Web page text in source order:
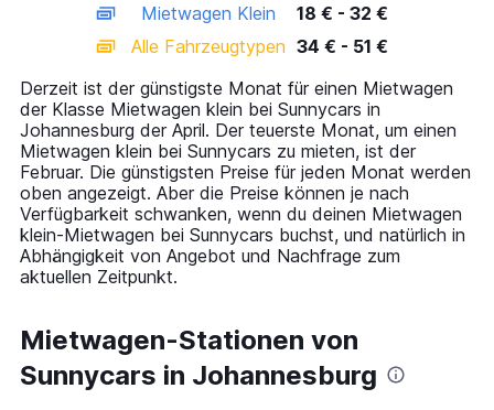
displaying
categories.
14
categories.
The
chart
has
1
Y
axis
displaying
values.
Range:
to
60.
Mietwagen Klein
18 € - 32 €
Alle Fahrzeugtypen 34 € - 51 €
Derzeit ist der günstigste Monat für einen Mietwagen
der Klasse Mietwagen klein bei Sunnycars in
Johannesburg der April. Der teuerste Monat, um einen
Mietwagen klein bei Sunnycars zu mieten, ist der
Februar. Die günstigsten Preise für jeden Monat werden
oben angezeigt. Aber die Preise können je nach
Verfügbarkeit schwanken, wenn du deinen Mietwagen
klein-Mietwagen bei Sunnycars buchst, und natürlich in
Abhängigkeit von Angebot und Nachfrage zum
aktuellen Zeitpunkt.
Mietwagen-Stationen von
Sunnycars in Johannesburg